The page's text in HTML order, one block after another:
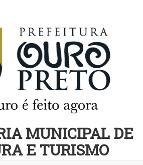
MUNICIPAL DE
E TURISMO